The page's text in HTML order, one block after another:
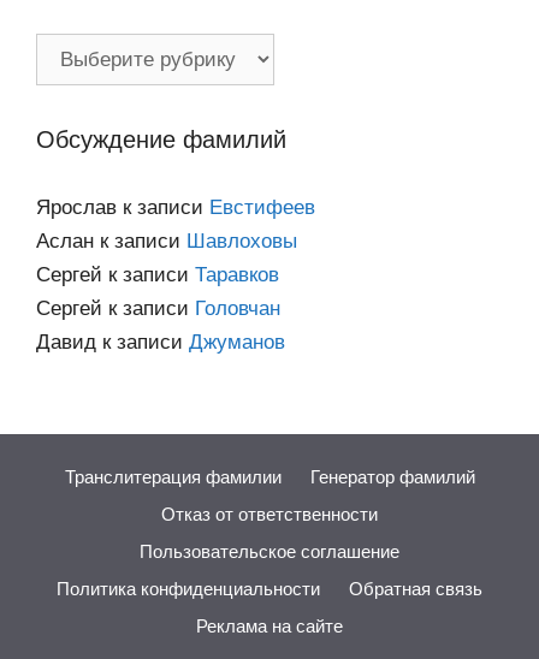
Фамилии
Обсуждение фамилий
Ярослав к записи Евстифеев
Аслан к записи Шавлоховы
Сергей к записи Таравков
Сергей к записи Головчан
Давид к записи Джуманов
Транслитерация фамилии
Генератор фамилий
Отказ от ответственности
Пользовательское соглашение
Политика конфиденциальности
Обратная связь
Реклама на сайте